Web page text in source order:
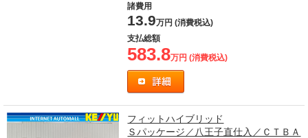
諸費用
13.9万円 (消費税込)
支払総額
583.8万円 (消費税込)
フィットハイブリッド
Ｓパッケージ／八王子直仕入／ＣＴＢＡ